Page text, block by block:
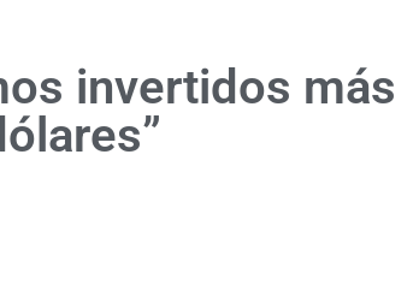
invertidos más